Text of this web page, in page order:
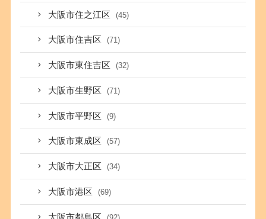
大阪市住之江区 (45)
大阪市住吉区 (71)
大阪市東住吉区 (32)
大阪市生野区 (71)
大阪市平野区 (9)
大阪市東成区 (57)
大阪市大正区 (34)
大阪市港区 (69)
大阪市都島区